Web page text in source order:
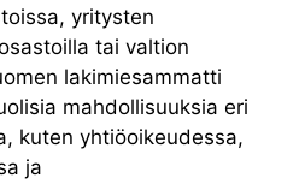
yritysten
tai valtion
lakimiesammatti
mahdollisuuksia eri
kuten yhtiöoikeudessa,
ja